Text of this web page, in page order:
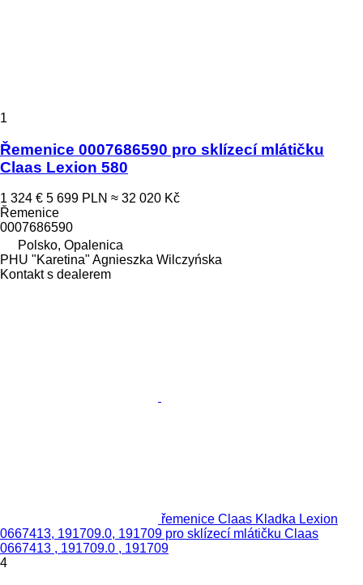
1
Řemenice 0007686590 pro sklízecí mlátičku
Claas Lexion 580
1 324 € 5 699 PLN ≈ 32 020 Kč
Řemenice
0007686590
Polsko, Opalenica
PHU "Karetina" Agnieszka Wilczyńska
Kontakt s dealerem
řemenice Claas Kladka Lexion
0667413, 191709.0, 191709 pro sklízecí mlátičku Claas
0667413 , 191709.0 , 191709
4